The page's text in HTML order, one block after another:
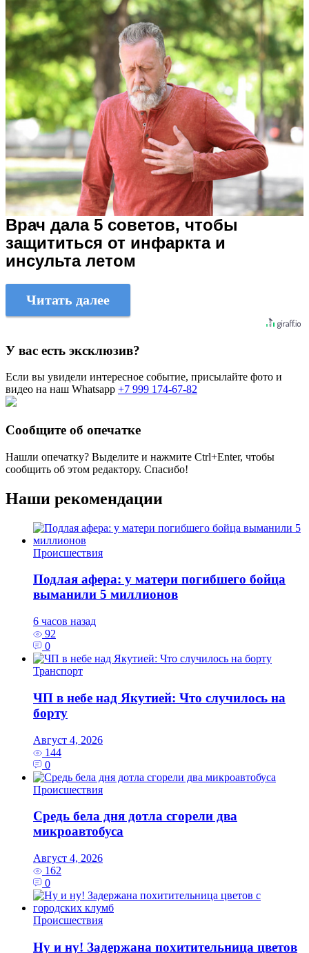
Врач дала 5 советов, чтобы
защититься от инфаркта и
инсульта летом
Читать далее
У вас есть эксклюзив?
Если вы увидели интересное событие, присылайте фото и
видео на наш Whatsapp +7 999 174-67-82
Сообщите об опечатке
Нашли опечатку? Выделите и нажмите Ctrl+Enter, чтобы
сообщить об этом редактору. Спасибо!
Наши рекомендации
Происшествия
Подлая афера: у матери погибшего бойца
выманили 5 миллионов
6 часов назад
92
0
Транспорт
ЧП в небе над Якутией: Что случилось на
борту
Август 4, 2026
144
0
Происшествия
Средь бела дня дотла сгорели два
микроавтобуса
Август 4, 2026
162
0
Происшествия
Ну и ну! Задержана похитительница цветов